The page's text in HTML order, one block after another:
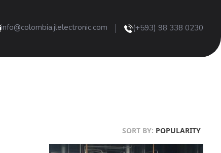
info@colombia.jlelectronic.com (+593) 98 338 0230
SORT BY: POPULARITY